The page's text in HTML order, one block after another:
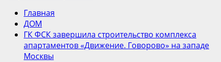
Главная
ДОМ
ГК ФСК завершила строительство комплекса
апартаментов «Движение. Говорово» на западе
Москвы